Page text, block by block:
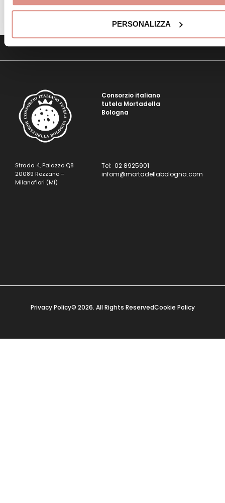
PERSONALIZZA
Consorzio italiano
tutela Mortadella
Bologna
Strada 4, Palazzo Q8
20089 Rozzano –
Milanofiori (MI)
Tel: 02 8925901
infom@mortadellabologna.com
Privacy Policy© 2026. All Rights ReservedCookie Policy